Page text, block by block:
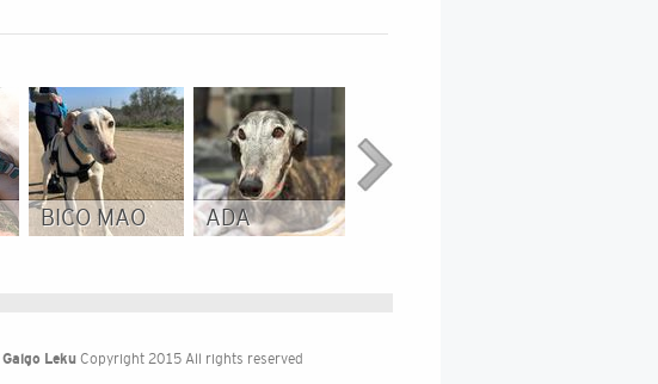
BICO MAO ADA
Galgo LekuCopyright 2015 All rights reserved